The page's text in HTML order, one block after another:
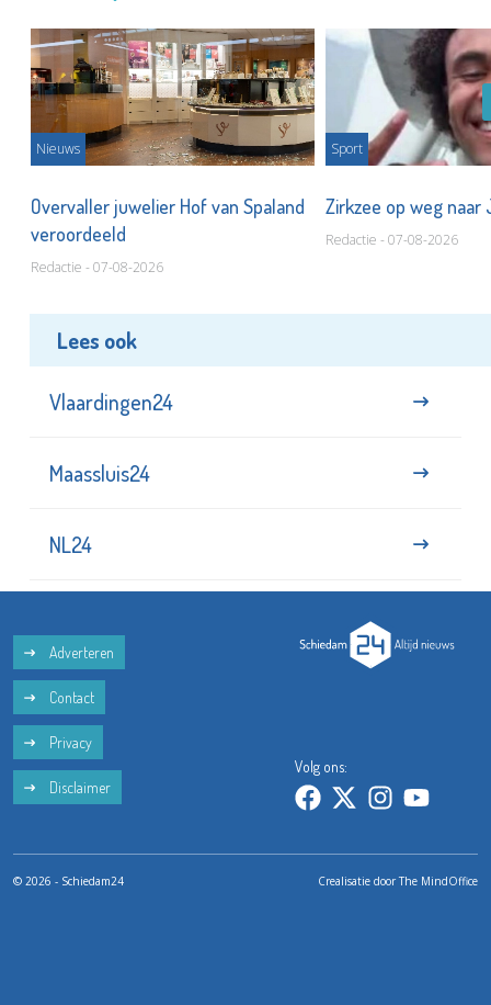
Nieuws
Overvaller juwelier Hof van Spaland
veroordeeld
Redactie - 07-08-2026
Sport
Zirkzee op weg
Redactie - 07-08-2026
Lees ook
Vlaardingen24
Maassluis24
NL24
Adverteren
Contact
Privacy
Disclaimer
Volg ons:
© 2026 - Schiedam24 Crealisatie doorThe MindOffice